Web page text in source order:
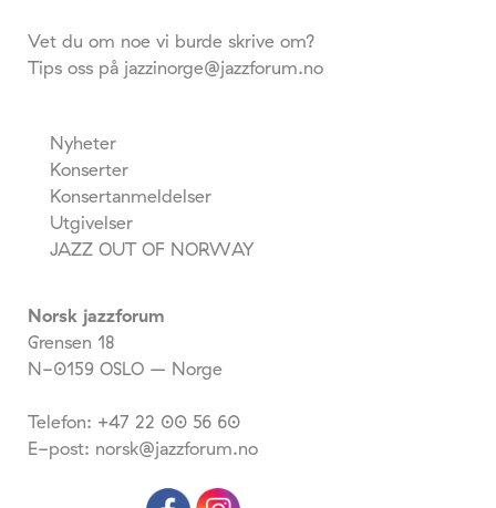
Vet du om noe vi burde skrive om?
Tips oss på jazzinorge@jazzforum.no
Nyheter
Konserter
Konsertanmeldelser
Utgivelser
JAZZ OUT OF NORWAY
Norsk jazzforum
Grensen 18
N-0159 OSLO – Norge
Telefon: +47 22 00 56 60
E-post: norsk@jazzforum.no